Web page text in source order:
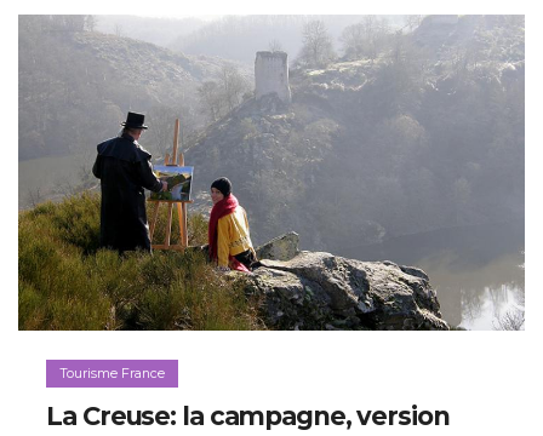
Tourisme France
La Creuse: la campagne, version